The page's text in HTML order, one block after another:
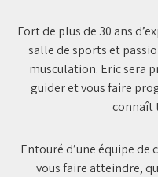
Fort de plus de 30 ans
salle de sports et
musculation. Eric sera
guider et vous faire
connaît
Entouré d’une équipe
vous faire atteindre,